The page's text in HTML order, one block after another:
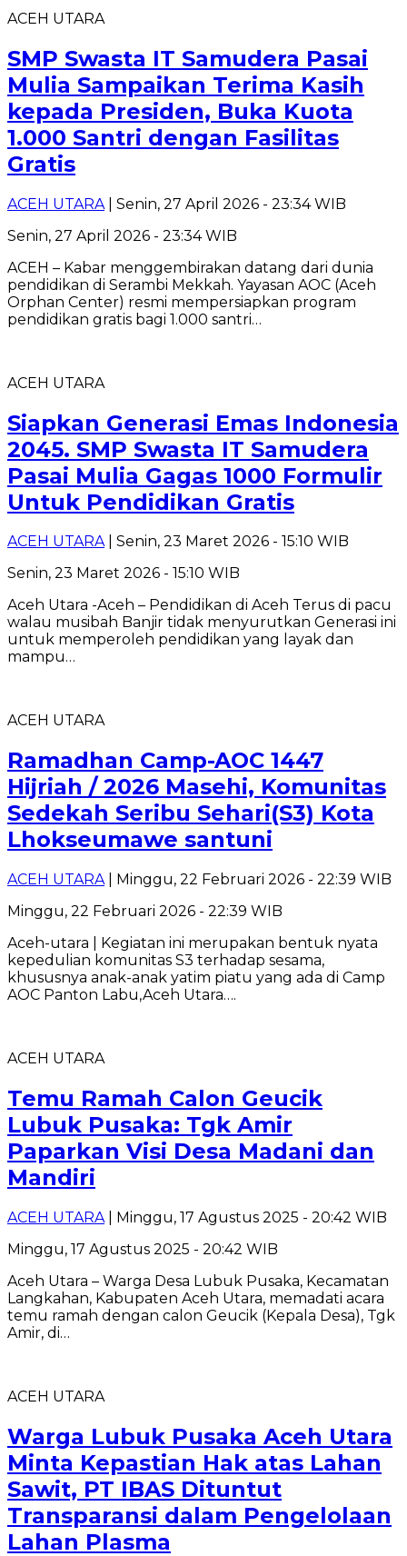
ACEH UTARA
SMP Swasta IT Samudera Pasai
Mulia Sampaikan Terima Kasih
kepada Presiden, Buka Kuota
1.000 Santri dengan Fasilitas
Gratis
ACEH UTARA | Senin, 27 April 2026 - 23:34 WIB
Senin, 27 April 2026 - 23:34 WIB
ACEH – Kabar menggembirakan datang dari dunia
pendidikan di Serambi Mekkah. Yayasan AOC (Aceh
Orphan Center) resmi mempersiapkan program
pendidikan gratis bagi 1.000 santri…
ACEH UTARA
Siapkan Generasi Emas Indonesia
2045. SMP Swasta IT Samudera
Pasai Mulia Gagas 1000 Formulir
Untuk Pendidikan Gratis
ACEH UTARA| Senin, 23 Maret 2026 - 15:10 WIB
Senin, 23 Maret 2026 - 15:10 WIB
Aceh Utara -Aceh – Pendidikan di Aceh Terus di pacu
walau musibah Banjir tidak menyurutkan Generasi ini
untuk memperoleh pendidikan yang layak dan
mampu…
ACEH UTARA
Ramadhan Camp-AOC 1447
Hijriah / 2026 Masehi, Komunitas
Sedekah Seribu Sehari(S3) Kota
Lhokseumawe santuni
ACEH UTARA| Minggu, 22 Februari 2026 - 22:39 WIB
Minggu, 22 Februari 2026 - 22:39 WIB
Aceh-utara | Kegiatan ini merupakan bentuk nyata
kepedulian komunitas S3 terhadap sesama,
khususnya anak-anak yatim piatu yang ada di Camp
AOC Panton Labu,Aceh Utara….
ACEH UTARA
Temu Ramah Calon Geucik
Lubuk Pusaka: Tgk Amir
Paparkan Visi Desa Madani dan
Mandiri
ACEH UTARA| Minggu, 17 Agustus 2025 - 20:42 WIB
Minggu, 17 Agustus 2025 - 20:42 WIB
Aceh Utara – Warga Desa Lubuk Pusaka, Kecamatan
Langkahan, Kabupaten Aceh Utara, memadati acara
temu ramah dengan calon Geucik (Kepala Desa), Tgk
Amir, di…
ACEH UTARA
Warga Lubuk Pusaka Aceh Utara
Minta Kepastian Hak atas Lahan
Sawit, PT IBAS Dituntut
Transparansi dalam Pengelolaan
Lahan Plasma